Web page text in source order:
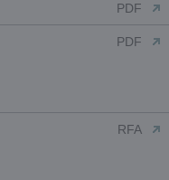
PDF
PDF
RFA